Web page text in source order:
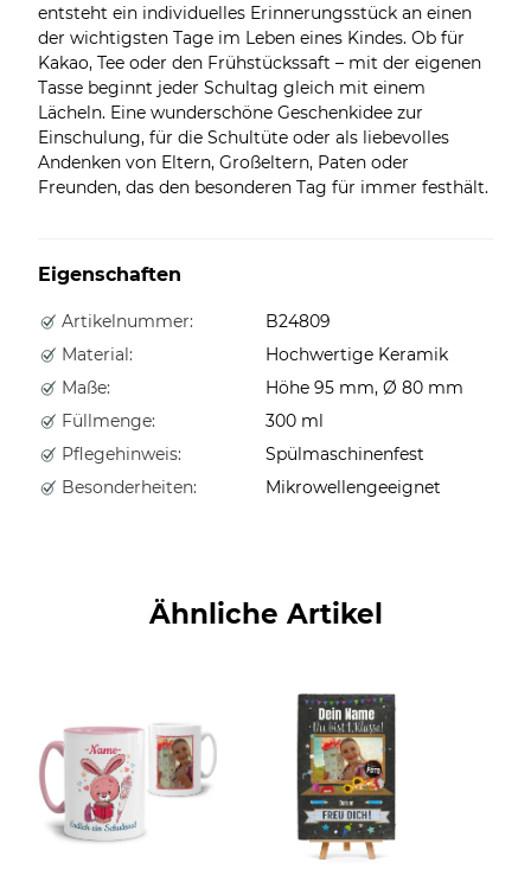
entsteht ein individuelles Erinnerungsstück an einen
der wichtigsten Tage im Leben eines Kindes. Ob für
Kakao, Tee oder den Frühstückssaft – mit der eigenen
Tasse beginnt jeder Schultag gleich mit einem
Lächeln. Eine wunderschöne Geschenkidee zur
Einschulung, für die Schultüte oder als liebevolles
Andenken von Eltern, Großeltern, Paten oder
Freunden, das den besonderen Tag für immer festhält.
Eigenschaften
Artikelnummer:
B24809
Material:
Hochwertige Keramik
Maße:
Höhe 95 mm, Ø 80 mm
Füllmenge:
300 ml
Pflegehinweis:
Spülmaschinenfest
Besonderheiten:
Mikrowellengeeignet
Ähnliche Artikel